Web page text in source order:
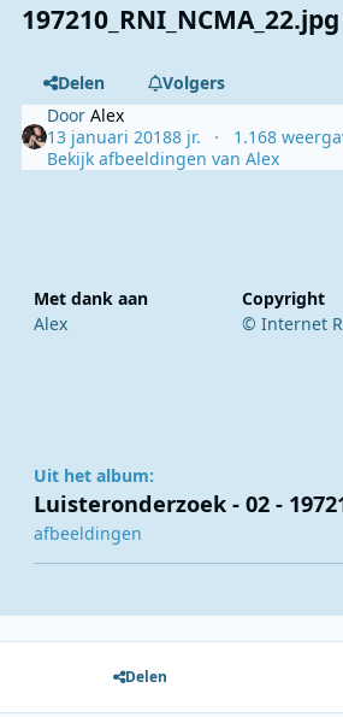
197210_RNI_NCMA_22.jpg
Delen
Volgers
DoorAlex
13 januari 20188 jr.
1.168
Bekijk afbeeldingen van Alex
Met dank aan
Alex
Copyright
© Internet
Uit het album:
Luisteronderzoek - 02 -
afbeeldingen
Delen